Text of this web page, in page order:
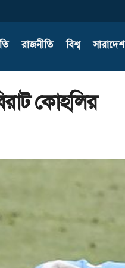
রাজনীতি বিশ্ব সারাদেশ
কোহলির